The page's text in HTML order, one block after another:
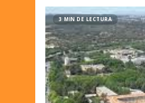
3 MIN DE LECTURA